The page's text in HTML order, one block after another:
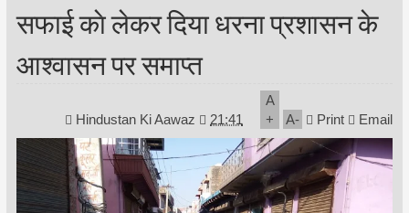
सफाई काे लेकर दिया धरना प्रशासन के
आश्वासन पर समाप्त
Hindustan Ki Aawaz 21:41
A
+
A- Print Email